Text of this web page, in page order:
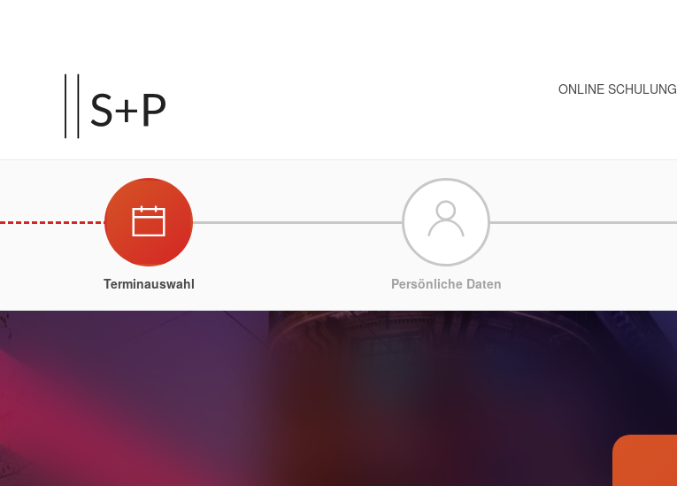
ONLINE SCHULUNG
Terminauswahl Persönliche Daten